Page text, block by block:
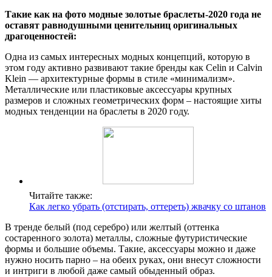
Такие как на фото модные золотые браслеты-2020 года не
оставят равнодушными ценительниц оригинальных
драгоценностей:
Одна из самых интересных модных концепций, которую в
этом году активно развивают такие бренды как Celin и Calvin
Klein — архитектурные формы в стиле «минимализм».
Металлические или пластиковые аксессуары крупных
размеров и сложных геометрических форм – настоящие хиты
модных тенденции на браслеты в 2020 году.
Читайте также:
Как легко убрать (отстирать, оттереть) жвачку со штанов
В тренде белый (под серебро) или желтый (оттенка
состаренного золота) металлы, сложные футуристические
формы и большие объемы. Такие, аксессуары можно и даже
нужно носить парно – на обеих руках, они внесут сложности
и интриги в любой даже самый обыденный образ.